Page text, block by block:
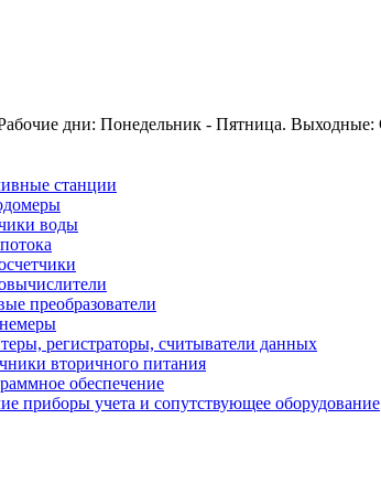
станции
воды
преобразователи
регистраторы, считыватели данных
вторичного питания
обеспечение
приборы учета и сопутствующее оборудование